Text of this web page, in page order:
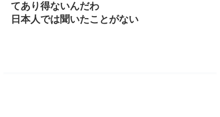
てあり得ないんだわ
日本人では聞いたことがない